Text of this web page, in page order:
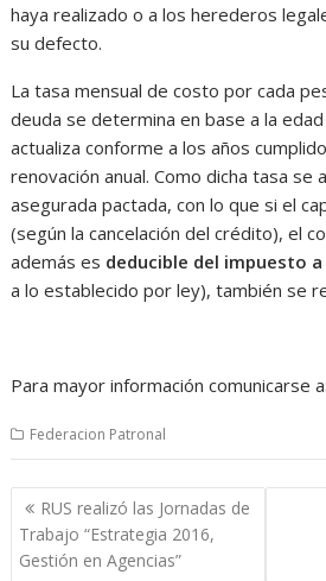
haya realizado o a los herederos
su defecto.
La tasa mensual de costo por cada
deuda se determina en base a la
actualiza conforme a los años
renovación anual. Como dicha tasa se
asegurada pactada, con lo que si el
(según la cancelación del crédito), el
además es deducible del impuesto
a lo establecido por ley), también se
Para mayor información comunicarse
Federacion Patronal
Navegación
de
entradas
RUS realizó las Jornadas de
Trabajo “Estrategia 2016,
Gestión en Agencias”